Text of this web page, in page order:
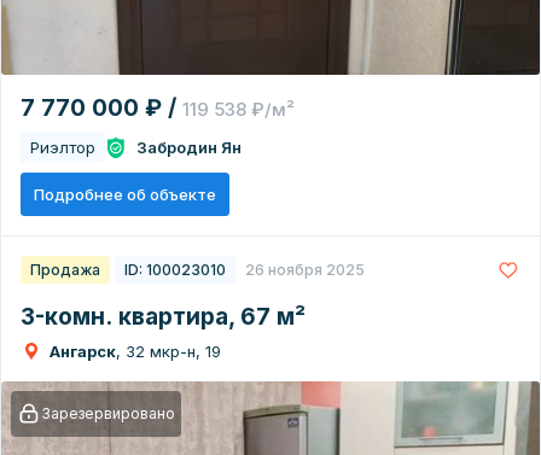
7 770 000 ₽ / 119 538 ₽/м²
Риэлтор Забродин Ян
Подробнее об объекте
Продажа ID: 100023010 26 ноября 2025
3-комн. квартира, 67 м²
Ангарск, 32 мкр-н, 19
Зарезервировано